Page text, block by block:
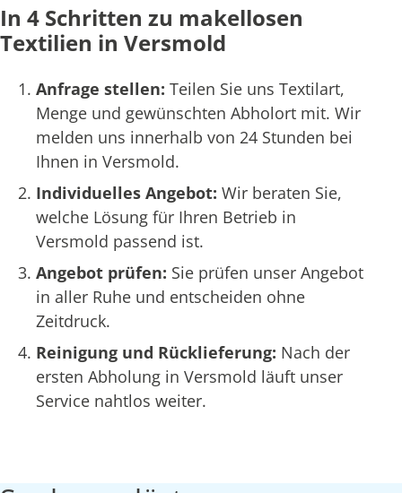
In 4 Schritten zu makellosen
Textilien in Versmold
Anfrage stellen: Teilen Sie uns Textilart,
Menge und gewünschten Abholort mit. Wir
melden uns innerhalb von 24 Stunden bei
Ihnen in Versmold.
Individuelles Angebot: Wir beraten Sie,
welche Lösung für Ihren Betrieb in
Versmold passend ist.
Angebot prüfen: Sie prüfen unser Angebot
in aller Ruhe und entscheiden ohne
Zeitdruck.
Reinigung und Rücklieferung: Nach der
ersten Abholung in Versmold läuft unser
Service nahtlos weiter.